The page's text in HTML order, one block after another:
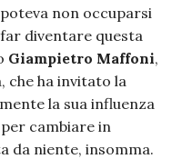
non occuparsi
diventare questa
Giampietro Maffoni,
che ha invitato la
la sua influenza
cambiare in
da niente, insomma.